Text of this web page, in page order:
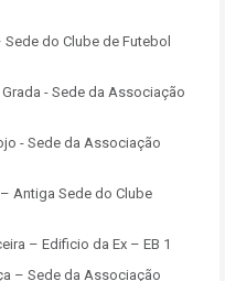
do Clube de Futebol
- Sede da Associação
Sede da Associação
Sede do Clube
Edificio da Ex – EB 1
Sede da Associação